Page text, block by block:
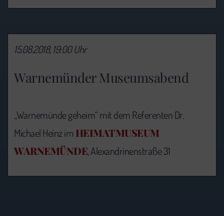
Warnemünder Museumsabend
15.08.2018, 19:00 Uhr
„Warnemünde geheim“ mit dem Referenten Dr.
Michael Heinz imHEIMATMUSEUM
WARNEMÜNDE, Alexandrinenstraße 31